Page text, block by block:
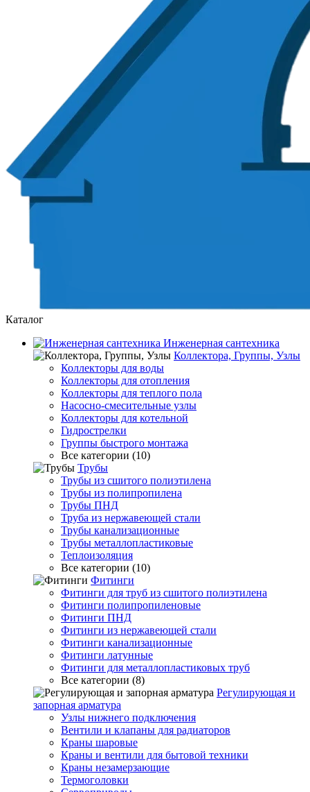
Каталог
Инженерная сантехника
Коллектора, Группы, Узлы
Коллекторы для воды
Коллекторы для отопления
Коллекторы для теплого пола
Насосно-смесительные узлы
Коллекторы для котельной
Гидрострелки
Группы быстрого монтажа
Все категории (10)
Трубы
Трубы из сшитого полиэтилена
Трубы из полипропилена
Трубы ПНД
Труба из нержавеющей стали
Трубы канализационные
Трубы металлопластиковые
Теплоизоляция
Все категории (10)
Фитинги
Фитинги для труб из сшитого полиэтилена
Фитинги полипропиленовые
Фитинги ПНД
Фитинги из нержавеющей стали
Фитинги канализационные
Фитинги латунные
Фитинги для металлопластиковых труб
Все категории (8)
Регулирующая и
запорная арматура
Узлы нижнего подключения
Вентили и клапаны для радиаторов
Краны шаровые
Краны и вентили для бытовой техники
Краны незамерзающие
Термоголовки